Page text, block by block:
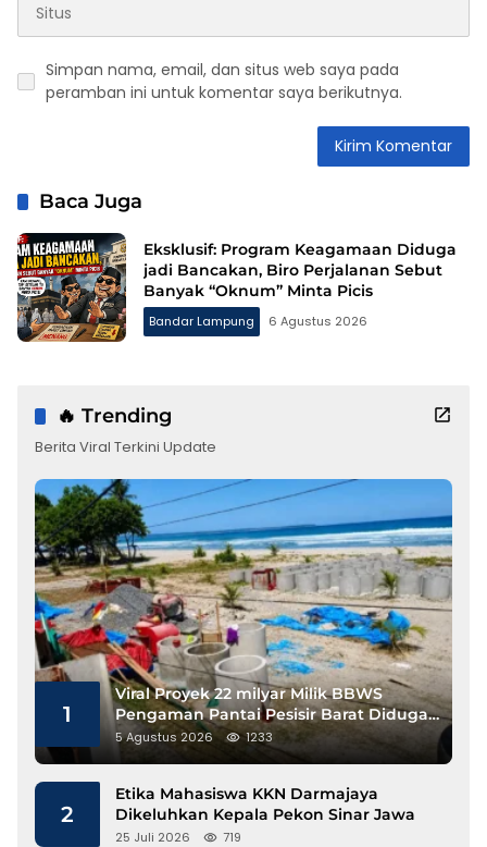
Simpan nama, email, dan situs web saya pada
peramban ini untuk komentar saya berikutnya.
Baca Juga
Eksklusif: Program Keagamaan Diduga
jadi Bancakan, Biro Perjalanan Sebut
Banyak “Oknum” Minta Picis
Bandar Lampung 6 Agustus 2026
🔥 Trending
Berita Viral Terkini Update
1
Viral Proyek 22 milyar Milik BBWS
Pengaman Pantai Pesisir Barat Diduga
Gunakan Besi Banci
5 Agustus 2026 1233
2
Etika Mahasiswa KKN Darmajaya
Dikeluhkan Kepala Pekon Sinar Jawa
25 Juli 2026 719